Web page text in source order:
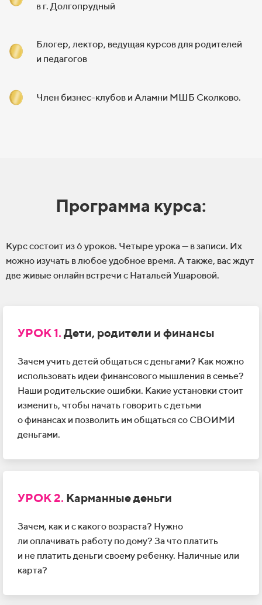
в г. Долгопрудный
Блогер, лектор, ведущая курсов для родителей
и педагогов
Член бизнес-клубов и Аламни МШБ Сколково.
Программа курса:
Курс состоит из6 уроков. Четыре урока— взаписи. Их
можно изучать влюбое удобное время. Атакже, вас ждут
две живые онлайн встречи с Натальей Ушаровой.
УРОК 1. Дети, родители и финансы
Зачем учить детей общаться сденьгами? Как можно
использовать идеи финансового мышления всемье?
Наши родительские ошибки. Какие установки стоит
изменить, чтобы начать говорить сдетьми
офинансах и позволить им общаться со СВОИМИ
деньгами.
УРОК 2. Карманные деньги
Зачем, как и с какого возраста? Нужно
ли оплачивать работу подому? За что платить
и не платить деньги своему ребенку. Наличные или
карта?